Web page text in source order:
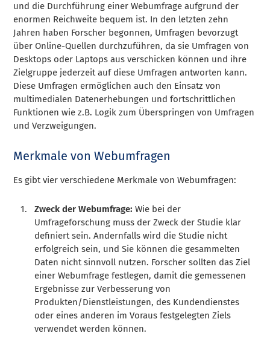
und die Durchführung einer Webumfrage aufgrund der
enormen Reichweite bequem ist. In den letzten zehn
Jahren haben Forscher begonnen, Umfragen bevorzugt
über Online-Quellen durchzuführen, da sie Umfragen von
Desktops oder Laptops aus verschicken können und ihre
Zielgruppe jederzeit auf diese Umfragen antworten kann.
Diese Umfragen ermöglichen auch den Einsatz von
multimedialen Datenerhebungen und fortschrittlichen
Funktionen wie z.B. Logik zum Überspringen von Umfragen
und Verzweigungen.
Merkmale von Webumfragen
Es gibt vier verschiedene Merkmale von Webumfragen:
Zweck der Webumfrage: Wie bei der
Umfrageforschung muss der Zweck der Studie klar
definiert sein. Andernfalls wird die Studie nicht
erfolgreich sein, und Sie können die gesammelten
Daten nicht sinnvoll nutzen. Forscher sollten das Ziel
einer Webumfrage festlegen, damit die gemessenen
Ergebnisse zur Verbesserung von
Produkten/Dienstleistungen, des Kundendienstes
oder eines anderen im Voraus festgelegten Ziels
verwendet werden können.